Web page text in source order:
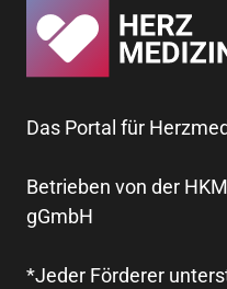
Das Portal für
Betrieben von der
gGmbH
*Jeder Förderer